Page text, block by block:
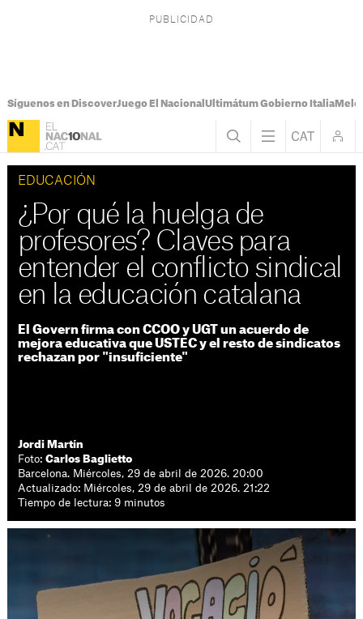
Síguenos en DiscoverJuego El Nacional Ultimátum Gobierno Italia
EDUCACIÓN
¿Por qué la huelga de
profesores? Claves para
entender el conflicto sindical
en la educación catalana
El Govern firma con CCOO y UGT un acuerdo de
mejora educativa que USTEC y el resto de sindicatos
rechazan por "insuficiente"
Jordi Martín
Foto:Carlos Baglietto
Barcelona. Miércoles, 29 de abril de 2026. 20:00
Actualizado: Miércoles, 29 de abril de 2026. 21:22
Tiempo de lectura: 9 minutos